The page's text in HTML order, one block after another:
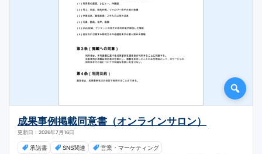
成果事例掲載同意書（オンラインサロン）
更新日：2026年7月16日
承諾書 SNS関連 営業・マーケティング